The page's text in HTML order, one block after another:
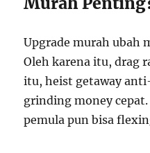
Upgrade murah ubah
Oleh karena itu, drag
itu, heist getaway
grinding money
pemula pun bisa